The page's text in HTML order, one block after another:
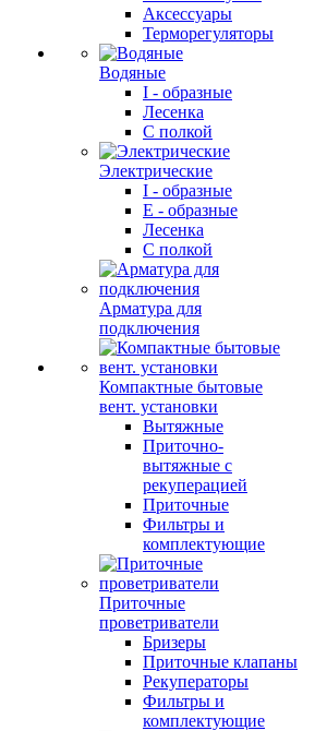
Аксессуары
Терморегуляторы
Водяные
I - образные
Лесенка
С полкой
Электрические
I - образные
E - образные
Лесенка
С полкой
Арматура для
подключения
Компактные бытовые
вент. установки
Вытяжные
Приточно-
вытяжные с
рекуперацией
Приточные
Фильтры и
комплектующие
Приточные
проветриватели
Бризеры
Приточные клапаны
Рекуператоры
Фильтры и
комплектующие